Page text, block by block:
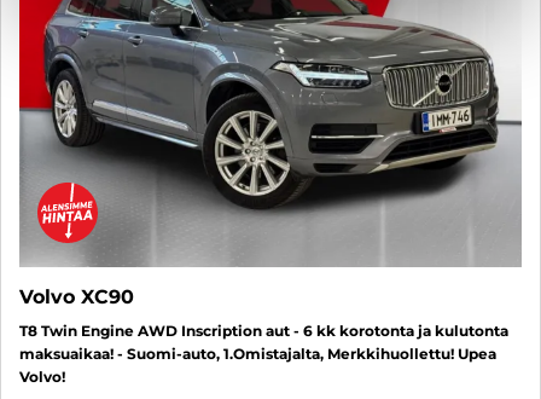
Volvo XC90
T8 Twin Engine AWD Inscription aut - 6 kk korotonta ja kulutonta
maksuaikaa! - Suomi-auto, 1.Omistajalta, Merkkihuollettu! Upea
Volvo!